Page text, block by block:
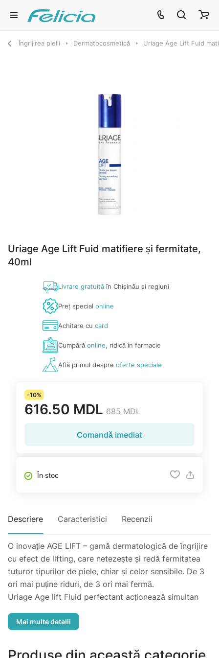
Îngrijirea pielii Dermatocosmetică Uriage Age Lift Fuid
Uriage Age Lift Fuid matifiere și fermitate,
40ml
Livrare gratuităîn Chișinău și regiuni
Preț special online
Achitare cu card
Cumpărăonline, ridică în farmacie
Află primul despre oferte speciale
-10%
616.50 MDL 685 MDL
Comandă imediat
În stoc
Descriere Caracteristici Recenzii
O inovație AGE LIFT – gamă dermatologică de îngrijire
cu efect de lifting, care netezește și redă fermitatea
tuturor tipurilor de piele, chiar și celor sensibile. De 3
ori mai puține riduri, de 3 ori mai fermă.
Uriage Age lift Fluid perfectant acționează simultan
albastră, raze UV, poluare, stres, oboseală). Pielea
uniform. Conturul feței este mai bine definit, iar textura